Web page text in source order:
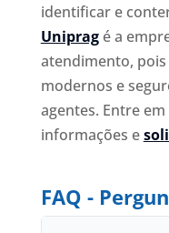
identificar e
Unipragé a
atendimento,
modernos e
agentes. Entre
informações e
FAQ -